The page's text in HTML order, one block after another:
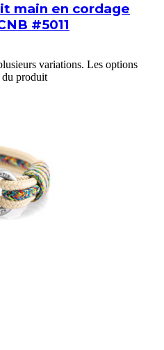
main en cordage
#5011
variations. Les options
du produit